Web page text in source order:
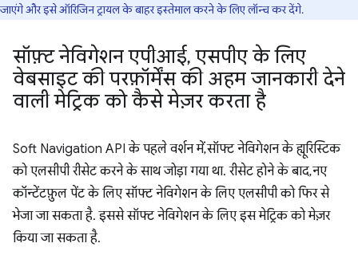
जाएंगे और इसे ऑरिजिन ट्रायल के बाहर इस्तेमाल करने के लिए लॉन्च कर देंगे.
सॉफ़्ट नेविगेशन एपीआई, एसपीए के लिए
वेबसाइट की परफ़ॉर्मेंस की अहम जानकारी देने
वाली मेट्रिक को कैसे मेज़र करता है
Soft Navigation API के पहले वर्शन में, सॉफ्ट नेविगेशन के ह्यूरिस्टिक
को एलसीपी रीसेट करने के साथ जोड़ा गया था. रीसेट होने के बाद, नए
कॉन्टेंटफ़ुल पेंट के लिए सॉफ्ट नेविगेशन के लिए एलसीपी को फिर से
भेजा जा सकता है. इससे सॉफ्ट नेविगेशन के लिए इस मेट्रिक को मेज़र
किया जा सकता है.